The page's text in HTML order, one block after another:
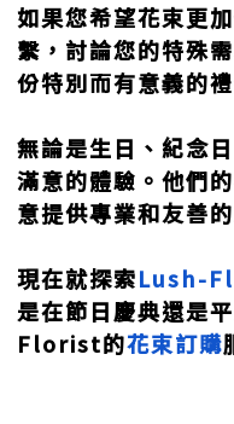
如果您希望花束更
繫，討論您的特殊
份特別而有意義的禮
無論是生日、紀念
滿意的體驗。他們
意提供專業和友善
現在就探索Lush-
是在節日慶典還是
Florist的花束訂購